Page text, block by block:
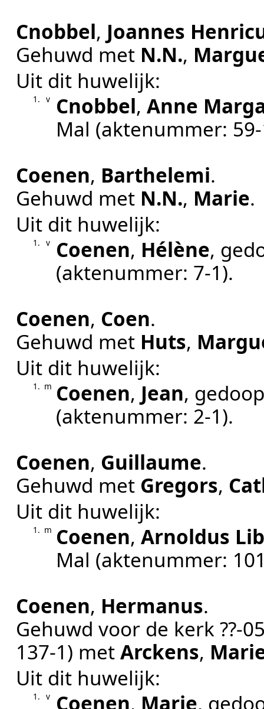
Cnobbel, Joannes
Gehuwd met N.N.,
Uit dit huwelijk:
1. v Cnobbel,Anne
Mal (aktenummer:
Coenen, Barthelemi.
Gehuwd met N.N., Marie.
Uit dit huwelijk:
1. v Coenen, Hélène,
(aktenummer: 7-1).
Coenen, Coen.
Gehuwd met Huts,
Uit dit huwelijk:
1. m Coenen, Jean,
(aktenummer: 2-1).
Coenen, Guillaume.
Gehuwd met Gregors,
Uit dit huwelijk:
1. m Coenen,Arnoldus
Mal (aktenummer:
Coenen, Hermanus.
Gehuwd voor de kerk
137-1) metArckens,
Uit dit huwelijk:
1. v Coenen, Marie,